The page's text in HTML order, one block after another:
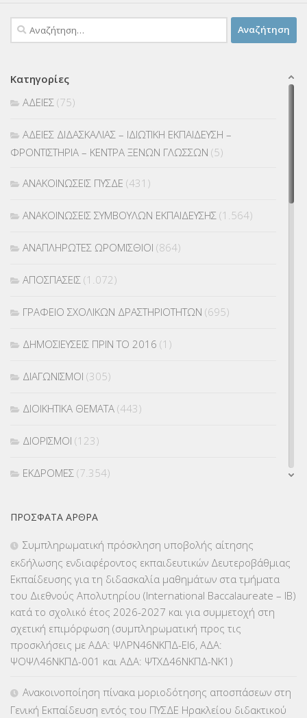
Αναζήτηση
για:
Κατηγορίες
ΑΔΕΙΕΣ (75)
ΑΔΕΙΕΣ ΔΙΔΑΣΚΑΛΙΑΣ – ΙΔΙΩΤΙΚΗ ΕΚΠΑΙΔΕΥΣΗ –
ΦΡΟΝΤΙΣΤΗΡΙΑ – ΚΕΝΤΡΑ ΞΕΝΩΝ ΓΛΩΣΣΩΝ (5)
ΑΝΑΚΟΙΝΩΣΕΙΣ ΠΥΣΔΕ (431)
ΑΝΑΚΟΙΝΩΣΕΙΣ ΣΥΜΒΟΥΛΩΝ ΕΚΠΑΙΔΕΥΣΗΣ (1.564)
ΑΝΑΠΛΗΡΩΤΕΣ ΩΡΟΜΙΣΘΙΟΙ (864)
ΑΠΟΣΠΑΣΕΙΣ (1.072)
ΓΡΑΦΕΙΟ ΣΧΟΛΙΚΩΝ ΔΡΑΣΤΗΡΙΟΤΗΤΩΝ (695)
ΔΗΜΟΣΙΕΥΣΕΙΣ ΠΡΙΝ ΤΟ 2016 (1)
ΔΙΑΓΩΝΙΣΜΟΙ (305)
ΔΙΟΙΚΗΤΙΚΑ ΘΕΜΑΤΑ (443)
ΔΙΟΡΙΣΜΟΙ (123)
ΕΚΔΡΟΜΕΣ (7.354)
ΕΠΙΜΟΡΦΩΣΗ Τ.Π.Ε.(10)
ΕΥΡΩΠΑΪΚΑ ΠΡΟΓΡΑΜΜΑΤΑ(230)
ΚΕΣΥ (60)
ΚΕΣΥΠ(109)
ΚΠγ – ΚΡΑΤΙΚΟ ΠΙΣΤΟΠΟΙΗΤΙΚΟ ΓΛΩΣΣΟΜΑΘΕΙΑΣ(135)
ΠΡΌΣΦΑΤΑ ΆΡΘΡΑ
Συμπληρωματική πρόσκληση υποβολής αίτησης
εκδήλωσης ενδιαφέροντος εκπαιδευτικών Δευτεροβάθμιας
Εκπαίδευσης για τη διδασκαλία μαθημάτων στα τμήματα
του Διεθνούς Απολυτηρίου (International Baccalaureate – IB)
κατά το σχολικό έτος 2026-2027 και για συμμετοχή στη
σχετική επιμόρφωση (συμπληρωματική προς τις
προσκλήσεις με ΑΔΑ: ΨΛΡΝ46ΝΚΠΔ-ΕΙ6, ΑΔΑ:
ΨΟΨΛ46ΝΚΠΔ-001 και ΑΔΑ: ΨΤΧΔ46ΝΚΠΔ-ΝΚ1)
Ανακοινοποίηση πίνακα μοριοδότησης αποσπάσεων στη
Γενική Εκπαίδευση εντός του ΠΥΣΔΕ Ηρακλείου διδακτικού